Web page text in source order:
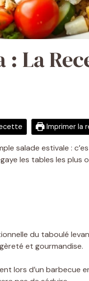
: La
Imprimer la
salade estivale :
les tables les plus
du taboulé
et gourmandise.
lors d’un barbecue